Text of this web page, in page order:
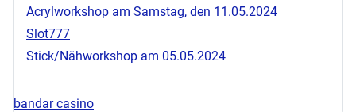
Acrylworkshop am Samstag, den 11.05.2024
Slot777
Stick/Nähworkshop am 05.05.2024
bandar casino